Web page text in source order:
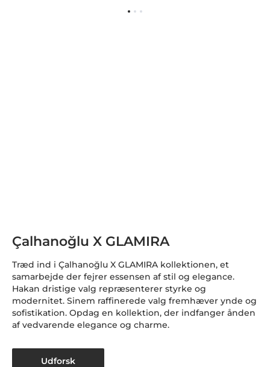
Çalhanoğlu X GLAMIRA
Træd ind i Çalhanoğlu X GLAMIRA kollektionen, et
samarbejde der fejrer essensen af stil og elegance.
Hakan dristige valg repræsenterer styrke og
modernitet. Sinem raffinerede valg fremhæver ynde og
sofistikation. Opdag en kollektion, der indfanger ånden
af vedvarende elegance og charme.
Udforsk